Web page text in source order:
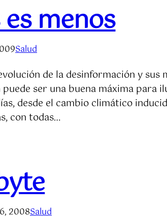
menos
Salud
de la desinformación y
ser una buena máxima para
desde el cambio climático
con todas…
2008Salud